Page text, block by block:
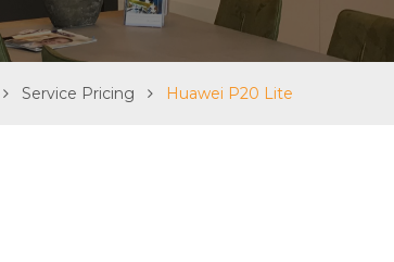
Service Pricing Huawei P20 Lite